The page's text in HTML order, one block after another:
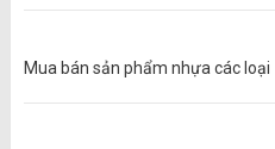
Mua bán sản phẩm nhựa các loại